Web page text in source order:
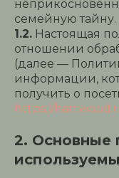
семейную тайну.
1.2. Настоящая
отношении
(далее —
информации,
получить о
https://
2. Основные